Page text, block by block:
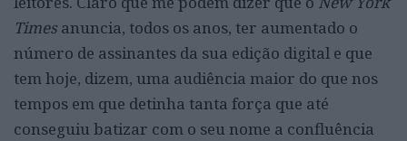
Times anuncia, todos os anos, ter aumentado o
número de assinantes da sua edição digital e que
tem hoje, dizem, uma audiência maior do que nos
tempos em que detinha tanta força que até
conseguiu batizar com o seu nome a confluência